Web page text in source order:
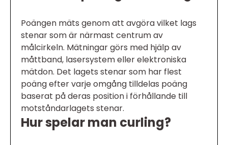
Poängen mäts genom att avgöra vilket lags
stenar som är närmast centrum av
målcirkeln. Mätningar görs med hjälp av
måttband, lasersystem eller elektroniska
mätdon. Det lagets stenar som har flest
poäng efter varje omgång tilldelas poäng
baserat på deras position i förhållande till
motståndarlagets stenar.
Hur spelar man curling?